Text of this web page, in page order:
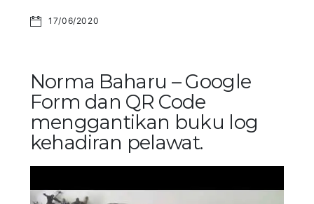
17/06/2020
Norma Baharu – Google
Form dan QR Code
menggantikan buku log
kehadiran pelawat.